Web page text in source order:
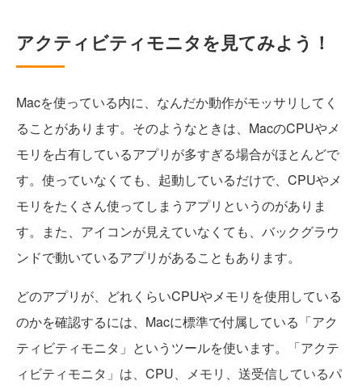
アクティビティモニタを見てみよう！
Macを使っている内に、なんだか動作がモッサリしてく
ることがあります。そのようなときは、MacのCPUやメ
モリを占有しているアプリが多すぎる場合がほとんどで
す。使っていなくても、起動しているだけで、CPUやメ
モリをたくさん使ってしまうアプリというのがありま
す。また、アイコンが見えていなくても、バックグラウ
ンドで動いているアプリがあることもあります。
どのアプリが、どれくらいCPUやメモリを使用している
のかを確認するには、Macに標準で付属している「アク
ティビティモニタ」というツールを使います。「アクテ
ィビティモニタ」は、CPU、メモリ、送受信しているパ